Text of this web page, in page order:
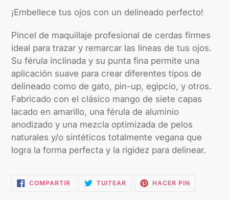
el
a
tu
carrito
¡Embellece tus ojos con un delineado perfecto!
Pincel de maquillaje profesional de cerdas firmes
ideal para trazar y remarcar las líneas de tus ojos.
Su férula inclinada y su punta fina permite una
aplicación suave para crear diferentes tipos de
delineado como de gato, pin-up, egipcio, y otros.
Fabricado con el clásico mango de siete capas
lacado en amarillo, una férula de aluminio
anodizado y una mezcla optimizada de pelos
naturales y/o sintéticos totalmente vegana que
logra la forma perfecta y la rigidez para delinear.
COMPARTIRCOMPARTIR
EN
TUITEAR TUITEARHACER PINPINEAR
EN